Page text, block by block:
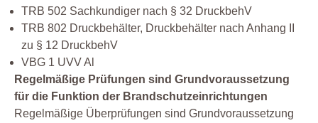
TRB 502 Sachkundiger nach § 32 DruckbehV
TRB 802 Druckbehälter, Druckbehälter nach Anhang II
zu § 12 DruckbehV
VBG 1 UVV Al
Regelmäßige Prüfungen sind Grundvoraussetzung
für die Funktion der Brandschutzeinrichtungen
Regelmäßige Überprüfungen sind Grundvoraussetzung